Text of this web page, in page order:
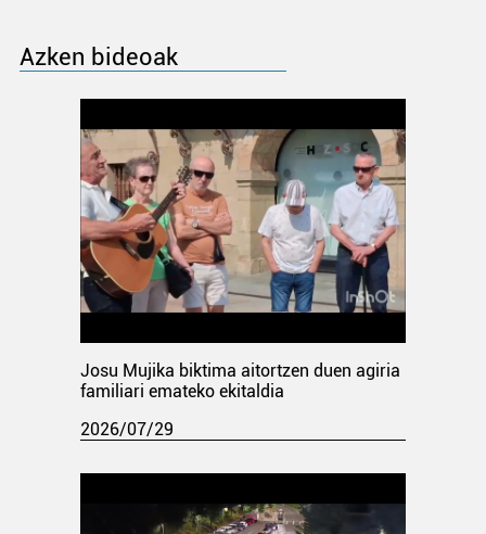
Azken bideoak
Josu Mujika biktima aitortzen duen agiria
familiari emateko ekitaldia
2026/07/29